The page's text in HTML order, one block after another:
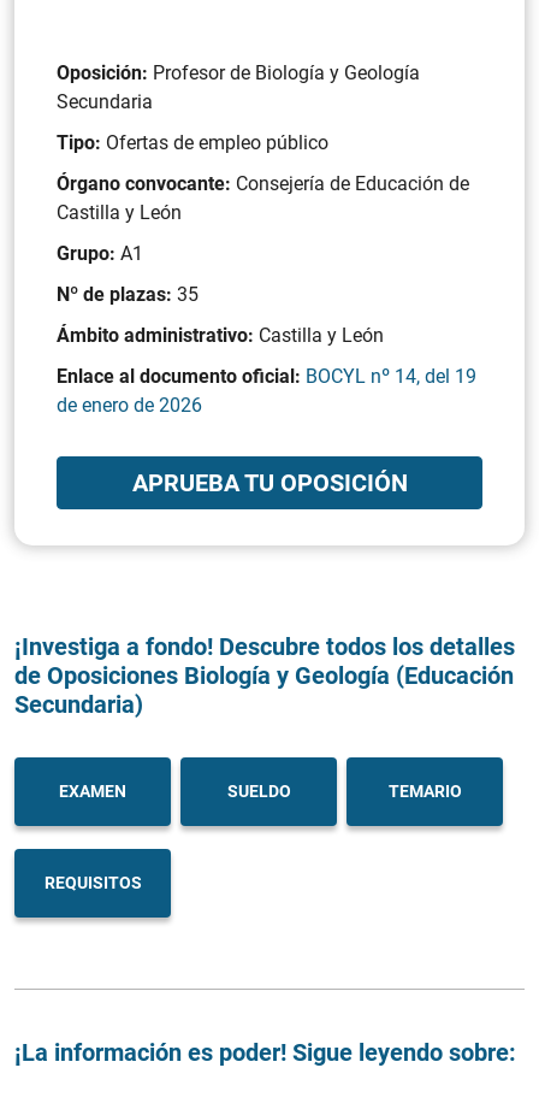
Oposición: Profesor de Biología y Geología
Secundaria
Tipo: Ofertas de empleo público
Órgano convocante: Consejería de Educación de
Castilla y León
Grupo: A1
Nº de plazas: 35
Ámbito administrativo: Castilla y León
Enlace al documento oficial: BOCYL nº 14, del 19
de enero de 2026
APRUEBA TU OPOSICIÓN
¡Investiga a fondo! Descubre todos los detalles
de Oposiciones Biología y Geología (Educación
Secundaria)
EXAMEN SUELDO TEMARIO
REQUISITOS
¡La información es poder! Sigue leyendo sobre: